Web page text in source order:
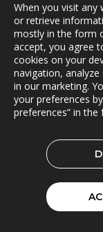
2021-05-18
2021-04-12
Bergkvist siljan
2021-04-06
2021-03-29
2021-03-15
When you visit any
or retrieve
mostly in the form
accept, you agree
cookies on your
navigation,
in our marketing.
your preferences
preferences” in